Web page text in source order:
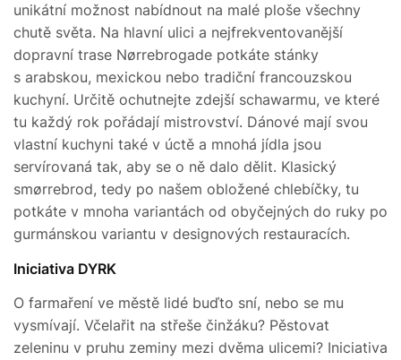
unikátní možnost nabídnout na malé ploše všechny
chutě světa. Na hlavní ulici a nejfrekventovanější
dopravní trase Nørrebrogade potkáte stánky
s arabskou, mexickou nebo tradiční francouzskou
kuchyní. Určitě ochutnejte zdejší schawarmu, ve které
tu každý rok pořádají mistrovství. Dánové mají svou
vlastní kuchyni také v úctě a mnohá jídla jsou
servírovaná tak, aby se o ně dalo dělit. Klasický
smørrebrod, tedy po našem obložené chlebíčky, tu
potkáte v mnoha variantách od obyčejných do ruky po
gurmánskou variantu v designových restauracích.
Iniciativa DYRK
O farmaření ve městě lidé buďto sní, nebo se mu
vysmívají. Včelařit na střeše činžáku? Pěstovat
zeleninu v pruhu zeminy mezi dvěma ulicemi? Iniciativa